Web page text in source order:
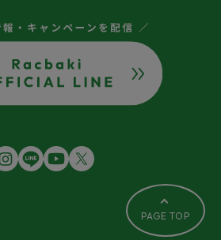
PAGE TOP